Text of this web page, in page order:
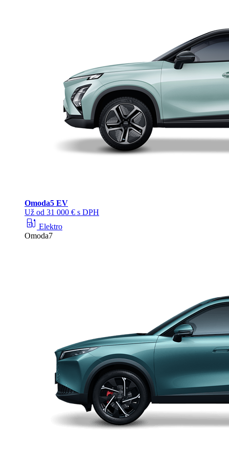
Omoda5 EV
Už od 31 000 € s DPH
ev_station Elektro
Omoda7